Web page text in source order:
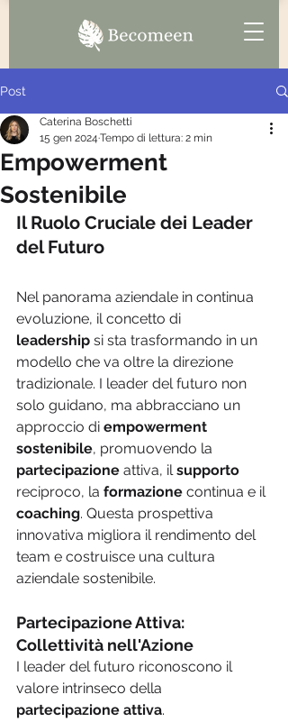
Post
Empowerment
Sostenibile
Caterina Boschetti
15 gen 2024 Tempo di lettura: 2 min
Il Ruolo Cruciale dei Leader
del Futuro
Nel panorama aziendale in continua
evoluzione, il concetto di
leadership si sta trasformando in un
modello che va oltre la direzione
tradizionale. I leader del futuro non
solo guidano, ma abbracciano un
approccio di empowerment
sostenibile, promuovendo la
partecipazione attiva, il supporto
reciproco, la formazione continua e il
coaching. Questa prospettiva
innovativa migliora il rendimento del
team e costruisce una cultura
aziendale sostenibile.
Partecipazione Attiva:
Collettività nell'Azione
I leader del futuro riconoscono il
valore intrinseco della
partecipazione attiva.